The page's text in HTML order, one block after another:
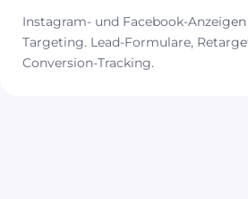
Instagram- und Facebook-
Targeting. Lead-Formulare,
Conversion-Tracking.